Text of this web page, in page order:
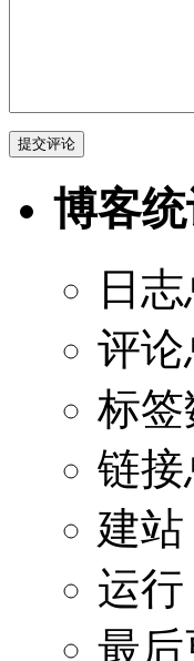
博客
日
评论
标签
链接
建站
运行
最后